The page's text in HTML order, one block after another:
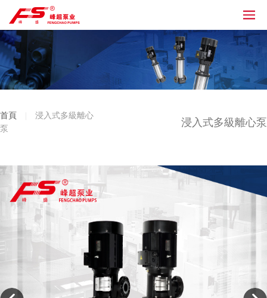
首頁
浸入式多級離心
泵
浸入式多級離心泵